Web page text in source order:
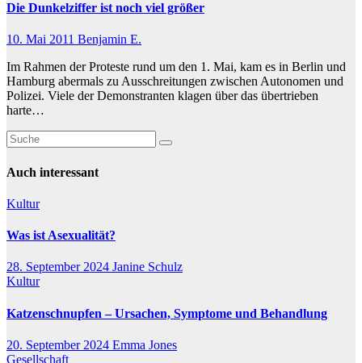
Die Dunkelziffer ist noch viel größer
10. Mai 2011 Benjamin E.
Im Rahmen der Proteste rund um den 1. Mai, kam es in Berlin und
Hamburg abermals zu Ausschreitungen zwischen Autonomen und
Polizei. Viele der Demonstranten klagen über das übertrieben
harte…
Auch interessant
Kultur
Was ist Asexualität?
28. September 2024 Janine Schulz
Kultur
Katzenschnupfen – Ursachen, Symptome und Behandlung
20. September 2024 Emma Jones
Gesellschaft